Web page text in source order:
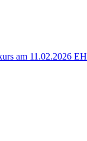
am 11.02.2026 EH